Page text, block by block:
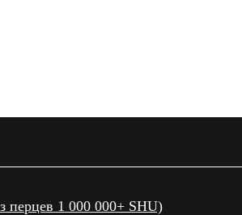
перцев 1 000 000+ SHU)